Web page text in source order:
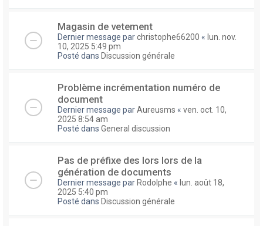
Magasin de vetement
Dernier message parchristophe66200 « lun. nov.
10, 2025 5:49 pm
Posté dans Discussion générale
Problème incrémentation numéro de
document
Dernier message parAureusms « ven. oct. 10,
2025 8:54 am
Posté dans General discussion
Pas de préfixe des lors lors de la
génération de documents
Dernier message par Rodolphe « lun. août 18,
2025 5:40 pm
Posté dans Discussion générale